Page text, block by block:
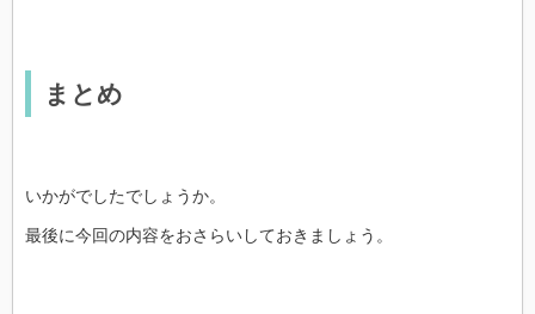
まとめ
いかがでしたでしょうか。
最後に今回の内容をおさらいしておきましょう。